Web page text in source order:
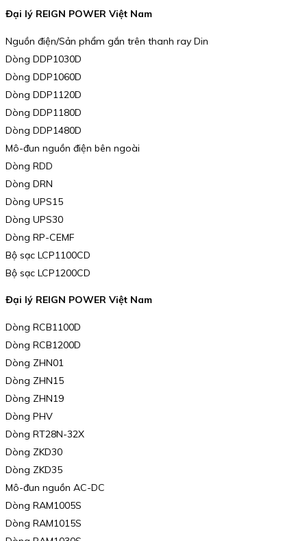
Đại lý REIGN POWER Việt Nam
Nguồn điện/Sản phẩm gắn trên thanh ray Din
Dòng DDP1030D
Dòng DDP1060D
Dòng DDP1120D
Dòng DDP1180D
Dòng DDP1480D
Mô-đun nguồn điện bên ngoài
Dòng RDD
Dòng DRN
Dòng UPS15
Dòng UPS30
Dòng RP-CEMF
Bộ sạc LCP1100CD
Bộ sạc LCP1200CD
Đại lý REIGN POWER Việt Nam
Dòng RCB1100D
Dòng RCB1200D
Dòng ZHN01
Dòng ZHN15
Dòng ZHN19
Dòng PHV
Dòng RT28N-32X
Dòng ZKD30
Dòng ZKD35
Mô-đun nguồn AC-DC
Dòng RAM1005S
Dòng RAM1015S